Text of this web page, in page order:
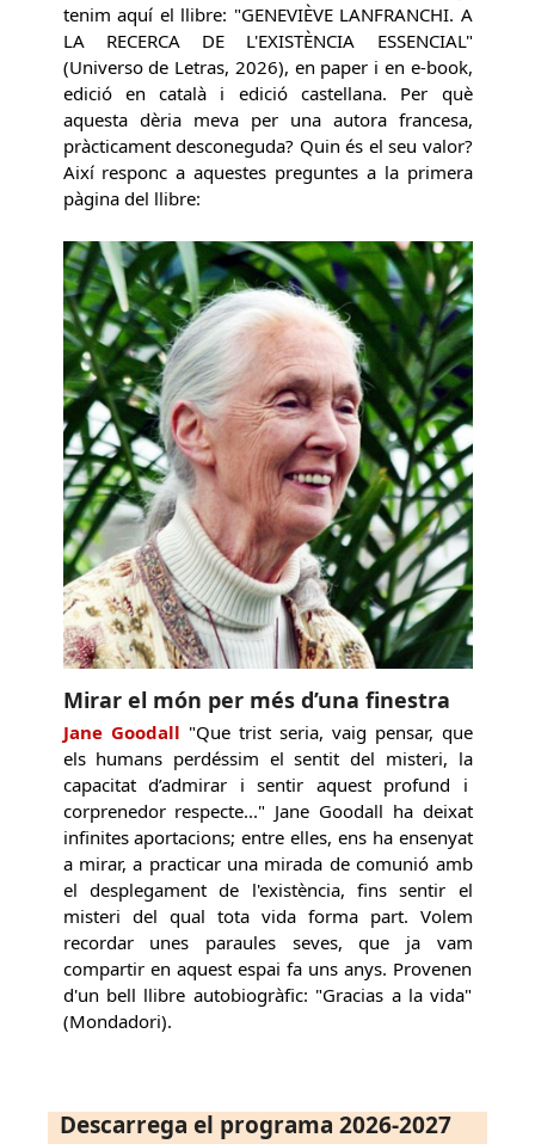
tenim aquí el llibre: "GENEVIÈVE LANFRANCHI. A
LA RECERCA DE L'EXISTÈNCIA ESSENCIAL"
(Universo de Letras, 2026), en paper i en e-book,
edició en català i edició castellana. Per què
aquesta dèria meva per una autora francesa,
pràcticament desconeguda? Quin és el seu valor?
Així responc a aquestes preguntes a la primera
pàgina del llibre:
Mirar el món per més d’una finestra
Jane Goodall "Que trist seria, vaig pensar, que
els humans perdéssim el sentit del misteri, la
capacitat d’admirar i sentir aquest profund i
corprenedor respecte..." Jane Goodall ha deixat
infinites aportacions; entre elles, ens ha ensenyat
a mirar, a practicar una mirada de comunió amb
el desplegament de l'existència, fins sentir el
misteri del qual tota vida forma part. Volem
recordar unes paraules seves, que ja vam
compartir en aquest espai fa uns anys. Provenen
d'un bell llibre autobiogràfic: "Gracias a la vida"
(Mondadori).
Descarrega el programa 2026-2027